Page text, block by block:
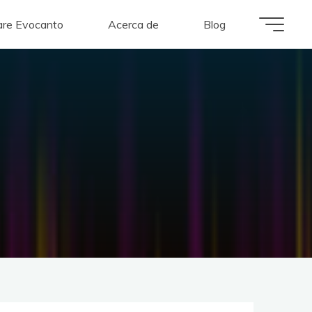
Evocanto Acerca de Blog